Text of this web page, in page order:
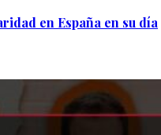
en España en su día